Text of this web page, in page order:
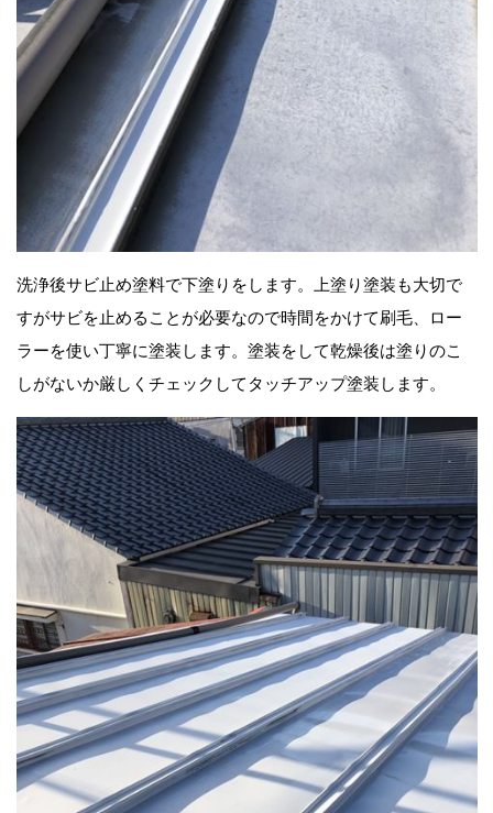
洗浄後サビ止め塗料で下塗りをします。上塗り塗装も大切で
すがサビを止めることが必要なので時間をかけて刷毛、ロー
ラーを使い丁寧に塗装します。塗装をして乾燥後は塗りのこ
しがないか厳しくチェックしてタッチアップ塗装します。